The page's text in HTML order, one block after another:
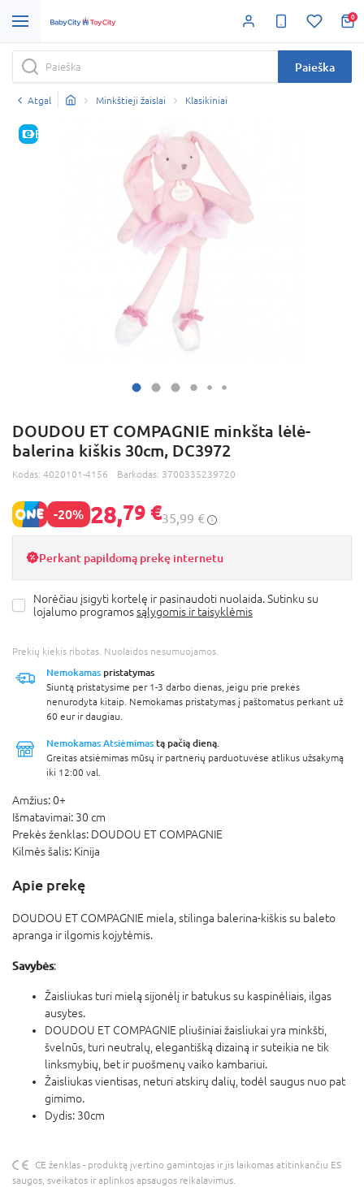
0
Paieška
Atgal Minkštieji žaislai Klasikiniai
E-KAINA
DOUDOU ET COMPAGNIE minkšta lėlė-
balerina kiškis 30cm, DC3972
Kodas: 4020101-4156 Barkodas: 3700335239720
-20% 28,79 €35,99 €
Perkant papildomą prekę internetu
Norėčiau įsigyti kortelę ir pasinaudoti nuolaida. Sutinku su
lojalumo programossąlygomis ir taisyklėmis
Prekių kiekis ribotas. Nuolaidos nesumuojamos.
Nemokamas pristatymas
Siuntą pristatysime per 1-3 darbo dienas, jeigu prie prekės
nenurodyta kitaip. Nemokamas pristatymas į paštomatus perkant už
60 eur ir daugiau.
Nemokamas Atsiėmimas tą pačią dieną.
Greitas atsiėmimas mūsų ir partnerių parduotuvėse atlikus užsakymą
iki 12:00 val.
Amžius:0+
Išmatavimai: 30 cm
Prekės ženklas: DOUDOU ET COMPAGNIE
Kilmės šalis: Kinija
Apie prekę
DOUDOU ET COMPAGNIE miela, stilinga balerina-kiškis su baleto
apranga ir ilgomis kojytėmis.
Savybės:
Žaisliukas turi mielą sijonėlį ir batukus su kaspinėliais, ilgas
ausytes.
DOUDOU ET COMPAGNIE pliušiniai žaisliukai yra minkšti,
švelnūs, turi neutralų, elegantišką dizainą ir suteikia ne tik
linksmybių, bet ir puošmenų vaiko kambariui.
Žaisliukas vientisas, neturi atskirų dalių, todėl saugus nuo pat
gimimo.
Dydis: 30cm
CE ženklas - produktą įvertino gamintojas ir jis laikomas atitinkančiu ES
saugos, sveikatos ir aplinkos apsaugos reikalavimus.